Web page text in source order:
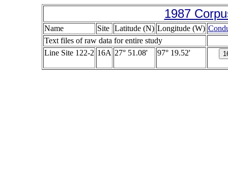
1987
Name Site Latitude (N) Longitude (W)
Text files of raw data for entire study
Line Site 122-2 16A 27° 51.08' 97° 19.52'